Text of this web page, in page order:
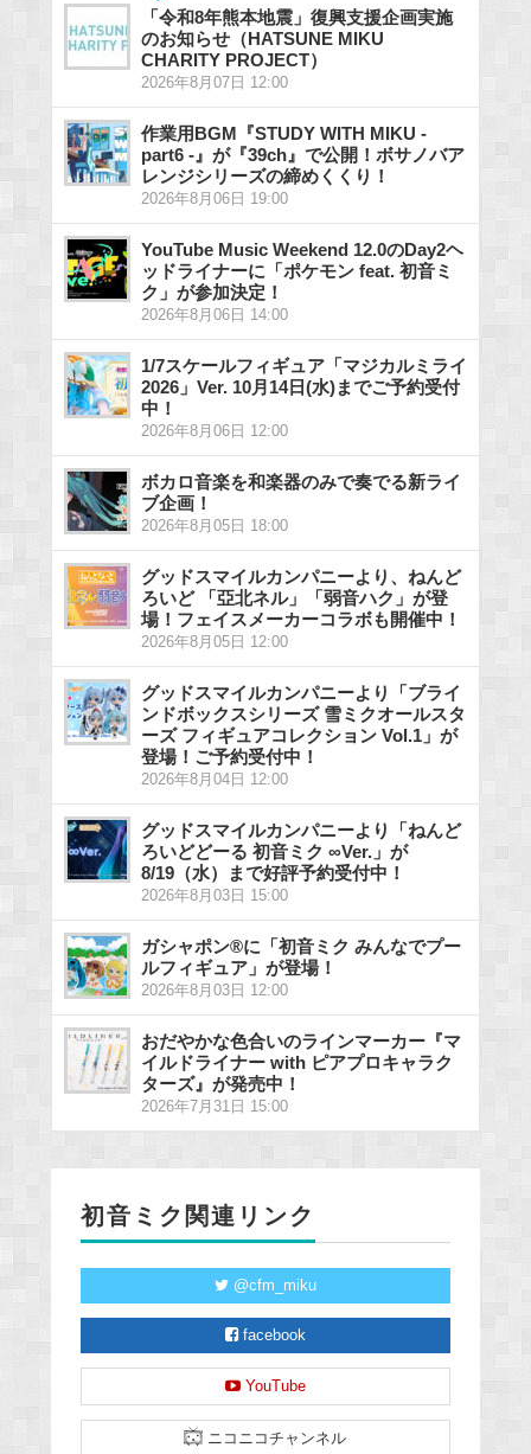
「令和8年熊本地震」復興支援企画実施
のお知らせ（HATSUNE MIKU
CHARITY PROJECT）
2026年8月07日 12:00
作業用BGM『STUDY WITH MIKU -
part6 -』が『39ch』で公開！ボサノバア
レンジシリーズの締めくくり！
2026年8月06日 19:00
YouTube Music Weekend 12.0のDay2ヘ
ッドライナーに「ポケモン feat. 初音ミ
ク」が参加決定！
2026年8月06日 14:00
1/7スケールフィギュア「マジカルミライ
2026」Ver. 10月14日(水)までご予約受付
中！
2026年8月06日 12:00
ボカロ音楽を和楽器のみで奏でる新ライ
ブ企画！
2026年8月05日 18:00
グッドスマイルカンパニーより、ねんど
ろいど 「亞北ネル」「弱音ハク」が登
場！フェイスメーカーコラボも開催中！
2026年8月05日 12:00
グッドスマイルカンパニーより「ブライ
ンドボックスシリーズ 雪ミクオールスタ
ーズ フィギュアコレクション Vol.1」が
登場！ご予約受付中！
2026年8月04日 12:00
グッドスマイルカンパニーより「ねんど
ろいどどーる 初音ミク ∞Ver.」が
8/19（水）まで好評予約受付中！
2026年8月03日 15:00
ガシャポン®に「初音ミク みんなでプー
ルフィギュア」が登場！
2026年8月03日 12:00
おだやかな色合いのラインマーカー『マ
イルドライナー with ピアプロキャラク
ターズ』が発売中！
2026年7月31日 15:00
初音ミク関連リンク
@cfm_miku
facebook
YouTube
ニコニコチャンネル